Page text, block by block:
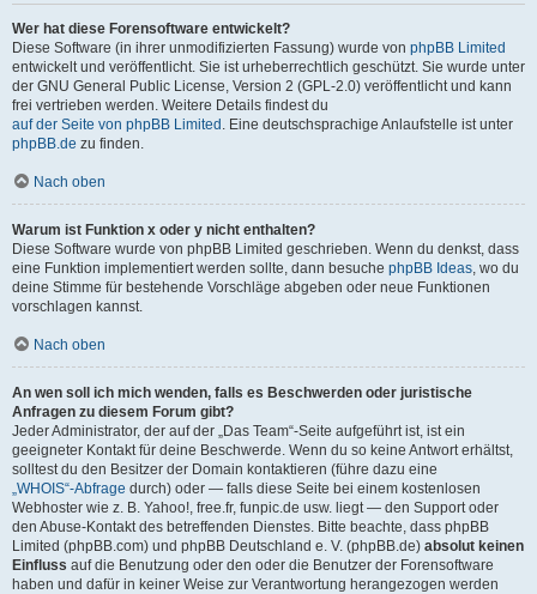
Wer hat diese Forensoftware entwickelt?
Diese Software (in ihrer unmodifizierten Fassung) wurde von phpBB Limited
entwickelt und veröffentlicht. Sie ist urheberrechtlich geschützt. Sie wurde unter
der GNU General Public License, Version 2 (GPL-2.0) veröffentlicht und kann
frei vertrieben werden. Weitere Details findest du
auf der Seite von phpBB Limited . Eine deutschsprachige Anlaufstelle ist unter
phpBB.de zu finden.
Nach oben
Warum ist Funktion x oder y nicht enthalten?
Diese Software wurde von phpBB Limited geschrieben. Wenn du denkst, dass
eine Funktion implementiert werden sollte, dann besuche phpBB Ideas, wo du
deine Stimme für bestehende Vorschläge abgeben oder neue Funktionen
vorschlagen kannst.
Nach oben
An wen soll ich mich wenden, falls es Beschwerden oder juristische
Anfragen zu diesem Forum gibt?
Jeder Administrator, der auf der „Das Team“-Seite aufgeführt ist, ist ein
geeigneter Kontakt für deine Beschwerde. Wenn du so keine Antwort erhältst,
solltest du den Besitzer der Domain kontaktieren (führe dazu eine
„WHOIS“-Abfrage durch) oder — falls diese Seite bei einem kostenlosen
Webhoster wie z. B. Yahoo!, free.fr, funpic.de usw. liegt — den Support oder
den Abuse-Kontakt des betreffenden Dienstes. Bitte beachte, dass phpBB
Limited (phpBB.com) und phpBB Deutschland e. V. (phpBB.de) absolut keinen
Einfluss auf die Benutzung oder den oder die Benutzer der Forensoftware
haben und dafür in keiner Weise zur Verantwortung herangezogen werden